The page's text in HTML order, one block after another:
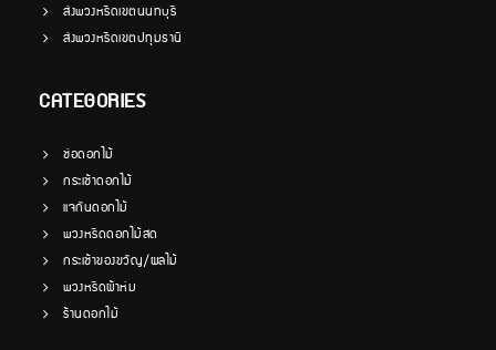
ส่งพวงหรีดเขตนนทบุรี
ส่งพวงหรีดเขตปทุมธานี
CATEGORIES
ช่อดอกไม้
กระเช้าดอกไม้
แจกันดอกไม้
พวงหรีดดอกไม้สด
กระเช้าของขวัญ/ผลไม้
พวงหรีดผ้าห่ม
ร้านดอกไม้